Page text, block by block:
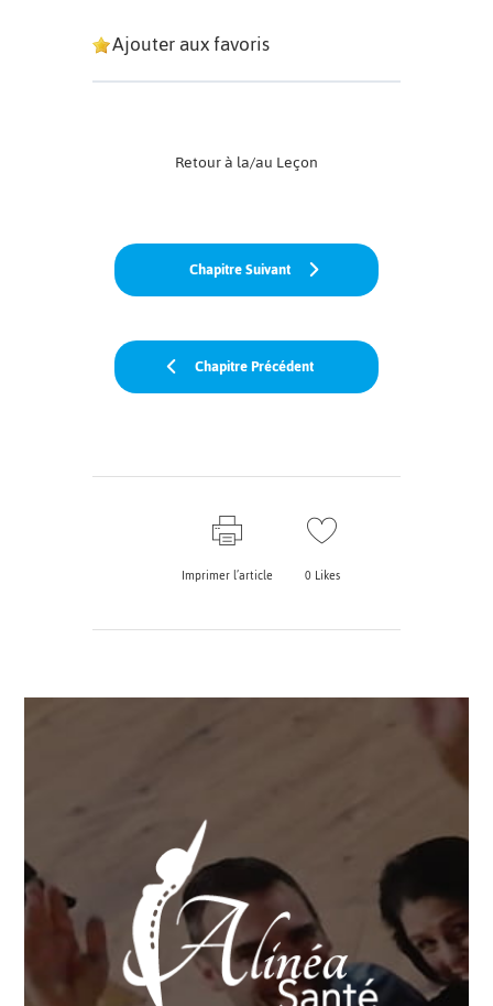
Ajouter aux favoris
Chapitre Précédent
Retour à la/au Leçon
Chapitre Suivant
Imprimer l’article 0Likes